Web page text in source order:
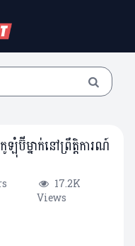
ឡុំប៊ីម្នាក់នៅព្រឹតិ្តការណ៍
17.2K
Views